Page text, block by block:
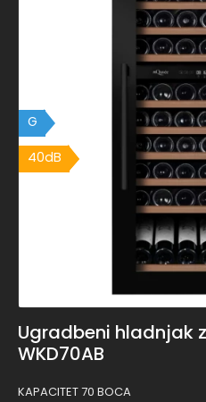
G
40dB
40dB
Ugradbeni hladnjak
WKD70AB
KAPACITET 70 BOCA